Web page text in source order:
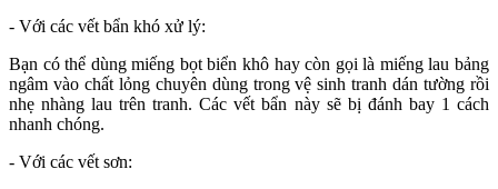
- Với các vết bẩn khó xử lý:
Bạn có thể dùng miếng bọt biển khô hay còn gọi là miếng lau bảng
ngâm vào chất lỏng chuyên dùng trong vệ sinh tranh dán tường rồi
nhẹ nhàng lau trên tranh. Các vết bẩn này sẽ bị đánh bay 1 cách
nhanh chóng.
- Với các vết sơn: